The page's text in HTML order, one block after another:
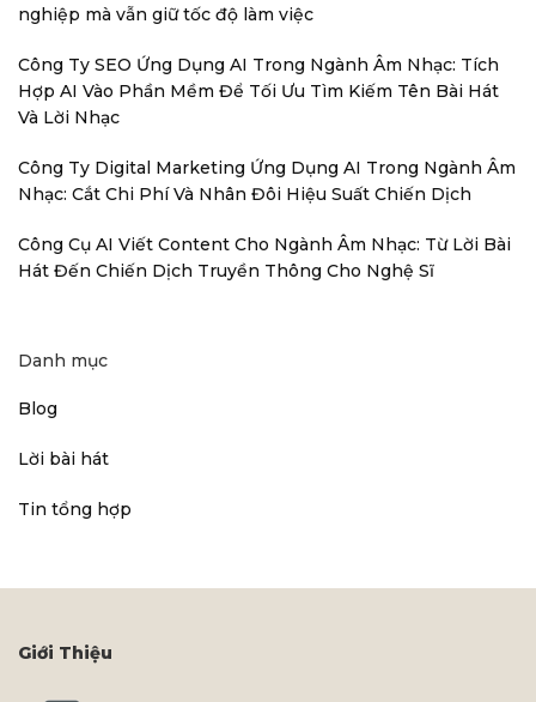
nghiệp mà vẫn giữ tốc độ làm việc
Công Ty SEO Ứng Dụng AI Trong Ngành Âm Nhạc: Tích
Hợp AI Vào Phần Mềm Để Tối Ưu Tìm Kiếm Tên Bài Hát
Và Lời Nhạc
Công Ty Digital Marketing Ứng Dụng AI Trong Ngành Âm
Nhạc: Cắt Chi Phí Và Nhân Đôi Hiệu Suất Chiến Dịch
Công Cụ AI Viết Content Cho Ngành Âm Nhạc: Từ Lời Bài
Hát Đến Chiến Dịch Truyền Thông Cho Nghệ Sĩ
Danh mục
Blog
Lời bài hát
Tin tổng hợp
Giới Thiệu